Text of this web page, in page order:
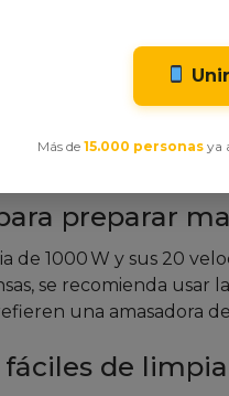
plástico como menos
para líquidos
preparar
de 1000 W y sus 20
se recomienda usar
una amasadora
de
Más de 15.000 personas ya